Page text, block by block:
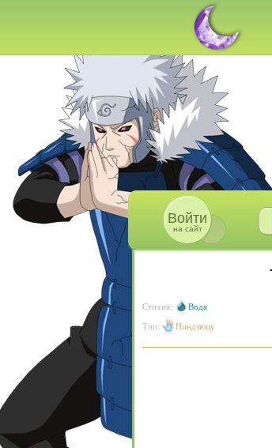
Войти
на сайт
Стихия: Вода
Тип: Ниндзюцу